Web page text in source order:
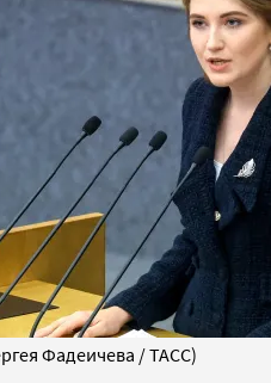
Фадеичева / ТАСС)